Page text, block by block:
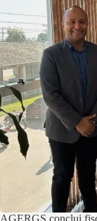
AGERGS conclui